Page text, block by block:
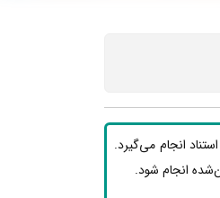
انجام می‌گیرد.
انجام شود.